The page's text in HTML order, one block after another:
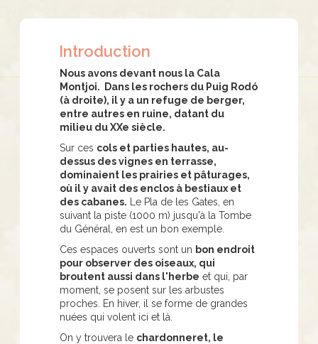
Introduction
Nous avons devant nous la Cala
Montjoi. Dans les rochers du Puig Rodó
(à droite), il y a un refuge de berger,
entre autres en ruine, datant du
milieu du XXe siècle.
Sur ces cols et parties hautes, au-
dessus des vignes en terrasse,
dominaient les prairies et pâturages,
où il y avait des enclos à bestiaux et
des cabanes. Le Pla de les Gates, en
suivant la piste (1000 m) jusqu'à la Tombe
du Général, en est un bon exemple.
Ces espaces ouverts sont un bon endroit
pour observer des oiseaux, qui
broutent aussi dans l'herbe et qui, par
moment, se posent sur les arbustes
proches. En hiver, il se forme de grandes
nuées qui volent ici et là.
On y trouvera le chardonneret, le